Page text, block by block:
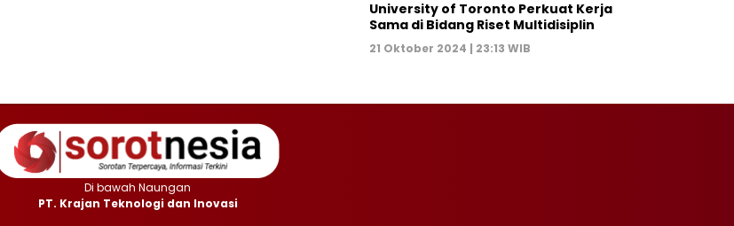
University of Toronto Perkuat Kerja
Sama di Bidang Riset Multidisiplin
21 Oktober 2024 | 23:13 WIB
Di bawah Naungan
PT. Krajan Teknologi dan Inovasi